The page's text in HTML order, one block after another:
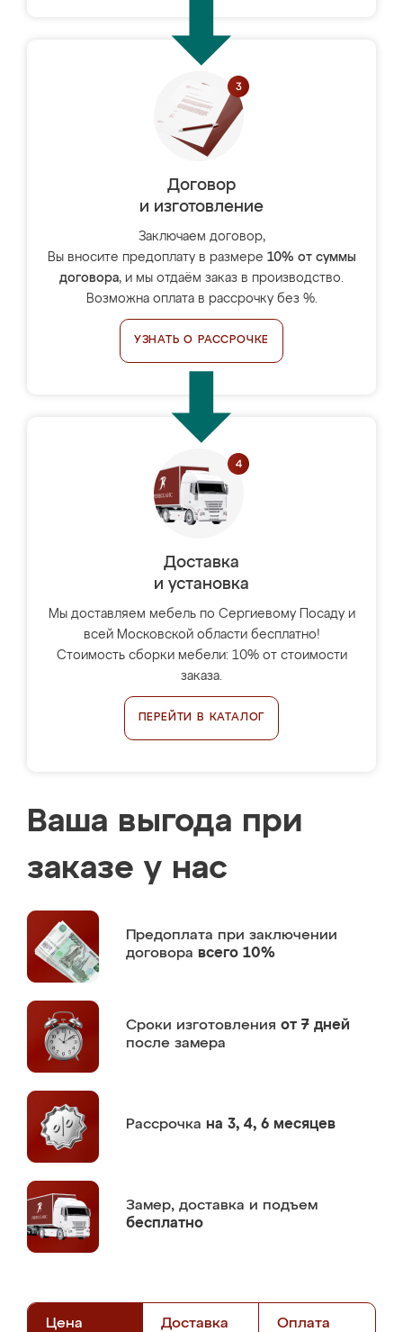
Договор
и изготовление
Заключаем договор,
Вы вносите предоплату в размере 10% от суммы
договора, и мы отдаём заказ в производство.
Возможна оплата в рассрочку без %.
УЗНАТЬ О РАССРОЧКЕ
Доставка
и установка
Мы доставляем мебель по Сергиевому Посаду и
всей Московской области бесплатно!
Стоимость сборки мебели: 10% от стоимости
заказа.
ПЕРЕЙТИ В КАТАЛОГ
Ваша выгода при
заказе у нас
Предоплата при заключении
договора всего 10%
Сроки изготовления от 7 дней
после замера
Рассрочка на 3, 4, 6 месяцев
Замер, доставка и подъем
бесплатно
Цена Доставка Оплата